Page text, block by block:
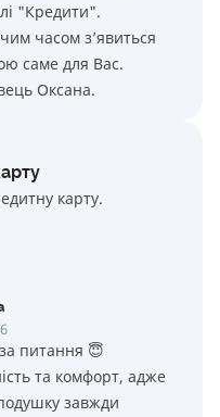
"Кредити".
часом з’явиться
саме для Вас.
Оксана.
карту.
питання 😇
та комфорт, адже
завжди